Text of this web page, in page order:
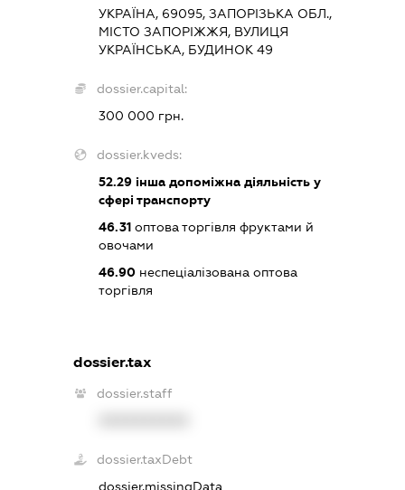
УКРАЇНА, 69095, ЗАПОРІЗЬКА ОБЛ.,
МІСТО ЗАПОРІЖЖЯ, ВУЛИЦЯ
УКРАЇНСЬКА, БУДИНОК 49
dossier.capital:
300 000 грн.
dossier.kveds:
52.29інша допоміжна діяльність у
сфері транспорту
46.31оптова торгівля фруктами й
овочами
46.90неспеціалізована оптова
торгівля
dossier.tax
dossier.staff
dossier.taxDebt
dossier.missingData